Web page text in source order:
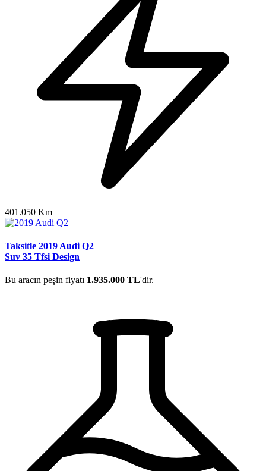
401.050 Km
Taksitle 2019 Audi Q2
Suv 35 Tfsi Design
Bu aracın peşin fiyatı 1.935.000 TL'dir.